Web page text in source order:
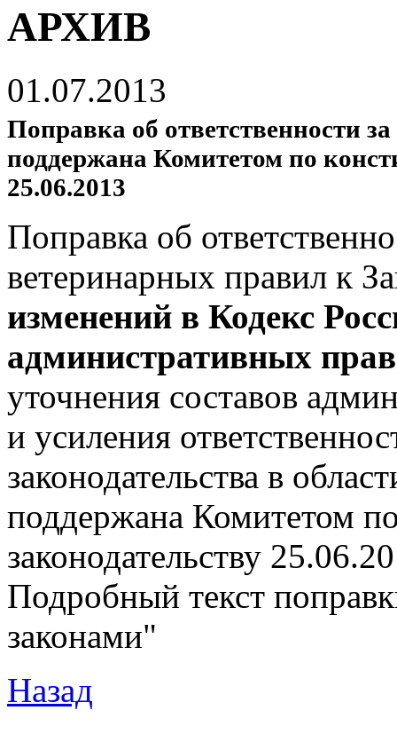
АРХИВ
01.07.2013
Поправка об ответственности
поддержана Комитетом по
25.06.2013
Поправка об
ветеринарных правил к
изменений в Кодекс
административных
уточнения составов
и усиления
законодательства в
поддержана Комитетом
законодательству
Подробный текст
законами"
Назад